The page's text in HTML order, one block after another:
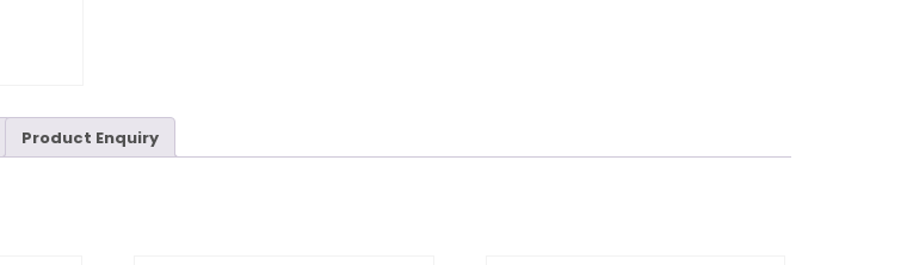
Product Enquiry